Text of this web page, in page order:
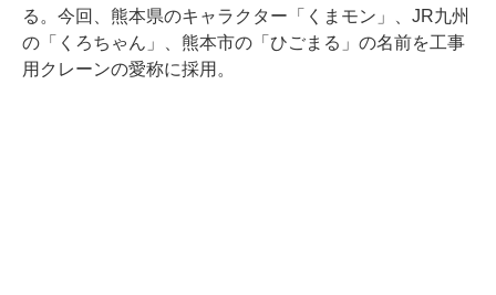
る。今回、熊本県のキャラクター「くまモン」、JR九州
の「くろちゃん」、熊本市の「ひごまる」の名前を工事
用クレーンの愛称に採用。